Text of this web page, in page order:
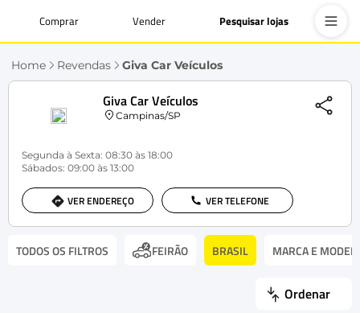
Comprar Vender Pesquisar lojas
Home Revendas Giva Car Veículos
Giva Car Veículos
Campinas/SP
Segunda à Sexta: 08:30 às 18:00
Sábados: 09:00 às 13:00
VER ENDEREÇO VER TELEFONE
TODOS OS FILTROS FEIRÃO BRASIL MARCA E
Ordenar